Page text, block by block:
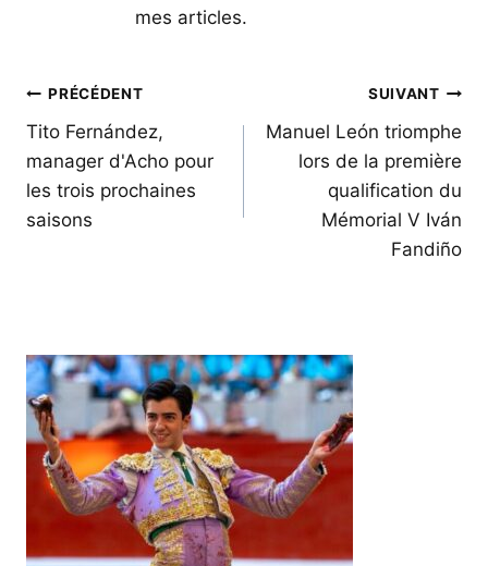
mes articles.
Navigation
de
l’article
PRÉCÉDENT
Tito Fernández,
manager d'Acho pour
les trois prochaines
saisons
SUIVANT
Manuel León triomphe
lors de la première
qualification du
Mémorial V Iván
Fandiño